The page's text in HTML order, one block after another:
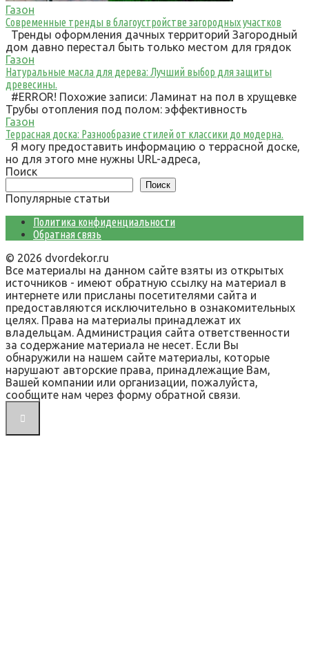
Газон
Современные тренды в благоустройстве загородных участков
Тренды оформления дачных территорий Загородный
дом давно перестал быть только местом для грядок
Газон
Натуральные масла для дерева: Лучший выбор для защиты
древесины.
#ERROR! Похожие записи: Ламинат на пол в хрущевке
Трубы отопления под полом: эффективность
Газон
Террасная доска: Разнообразие стилей от классики до модерна.
Я могу предоставить информацию о террасной доске,
но для этого мне нужны URL-адреса,
Поиск
Поиск
Популярные статьи
Политика конфиденциальности
Обратная связь
© 2026 dvordekor.ru
Все материалы на данном сайте взяты из открытых
источников - имеют обратную ссылку на материал в
интернете или присланы посетителями сайта и
предоставляются исключительно в ознакомительных
целях. Права на материалы принадлежат их
владельцам. Администрация сайта ответственности
за содержание материала не несет. Если Вы
обнаружили на нашем сайте материалы, которые
нарушают авторские права, принадлежащие Вам,
Вашей компании или организации, пожалуйста,
сообщите нам через форму обратной связи.